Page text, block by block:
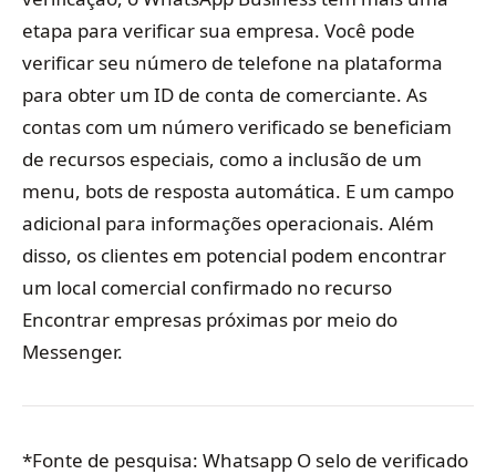
etapa para verificar sua empresa. Você pode
verificar seu número de telefone na plataforma
para obter um ID de conta de comerciante. As
contas com um número verificado se beneficiam
de recursos especiais, como a inclusão de um
menu, bots de resposta automática. E um campo
adicional para informações operacionais. Além
disso, os clientes em potencial podem encontrar
um local comercial confirmado no recurso
Encontrar empresas próximas por meio do
Messenger.
*Fonte de pesquisa: Whatsapp O selo de verificado